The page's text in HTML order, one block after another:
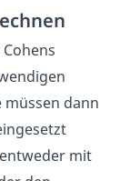
müssen dann
mit